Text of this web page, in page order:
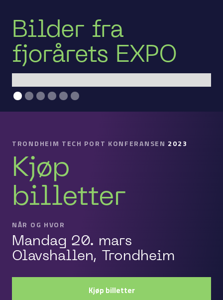
Bilder fra
fjorårets EXPO
TRONDHEIM TECH PORT KONFERANSEN 2023
Kjøp
billetter
NÅR OG HVOR
Mandag 20. mars
Olavshallen, Trondheim
Kjøp billetter